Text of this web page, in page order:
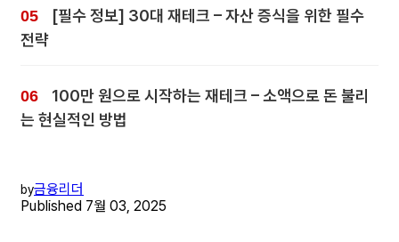
[필수 정보] 30대 재테크 – 자산 증식을 위한 필수
전략
100만 원으로 시작하는 재테크 – 소액으로 돈 불리
는 현실적인 방법
by금융리더
Published 7월 03, 2025